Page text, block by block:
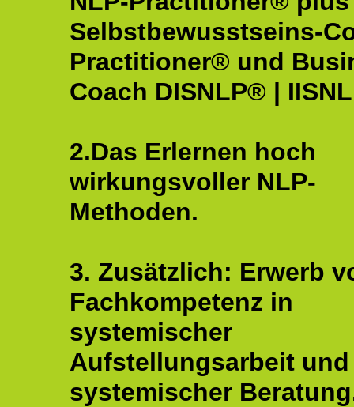
Selbstbewusstseins-
Practitioner® und
Coach DISNLP® |
2.Das Erlernen hoch
wirkungsvoller NLP-
Methoden.
3. Zusätzlich: Erwerb
Fachkompetenz in
systemischer
Aufstellungsarbeit und
systemischer